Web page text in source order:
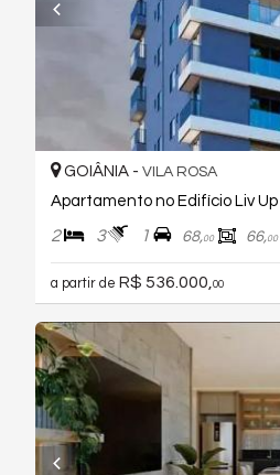
GOIÂNIA - VILA ROSA
Apartamento no Edifício Liv Up
2 3 1 68,00 66,00
a partir de R$ 536.000,00